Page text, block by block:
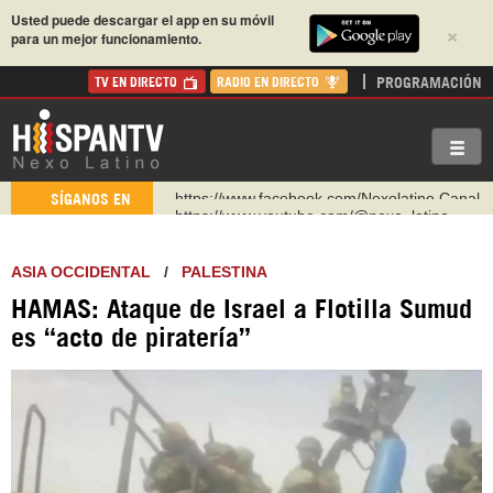
×
Usted puede descargar el app en su móvil
para un mejor funcionamiento.
TV EN DIRECTO RADIO EN DIRECTO PROGRAMACIÓN
SÍGANOS EN
https://www.youtube.com/@nexo_latino
https://t.me/hispantvcanal
https://urmedium.com/c/hispantv
WhatsApp y Viber: +98 921 79 29 404
https://www.facebook.com/Nexolatino.Canal
ASIA OCCIDENTAL / PALESTINA
HAMAS: Ataque de Israel a Flotilla Sumud
es “acto de piratería”